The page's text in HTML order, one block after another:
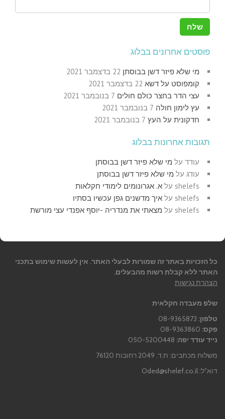
פוסטים אחרונים בבלוג
מי שלא פיזר דשן בבוסתן 22 בדצמבר 2021
קומפוסט על דשא 22 בדצמבר 2021
עצי הדר בחצר כולם חולים 7 בנובמבר 2021
עץ לימון חולה 7 בנובמבר 2021
חדקונית על העץ 7 בנובמבר 2021
תגובות אחרונות בבלוג
עודד על מי שלא פיזר דשן בבוסתן
עודג על מי שלא פיזר דשן בבוסתן
shelefs על א. אגרונומים לימודי חקלאות
shelefs על איך מדשנים גפן עכשיו בסתיו
shelefs על מצאתי את מנדריה -יוסף אפנדי עצי מורשת
כל הזכויות באתר זה שמורות לבעלי האתר. אין לעשות שימוש בתכני
האתר ללא קבלת רשות מהבעלים.
הצהרת נגישות
שלפ מעבדה חקלאית
טלפון:
פקס:
נייד עודד יפה:
משלוח מכתבים: ת.ד. 2049 רחובות 76120
דוא"ל: Oded@shelef.co.il